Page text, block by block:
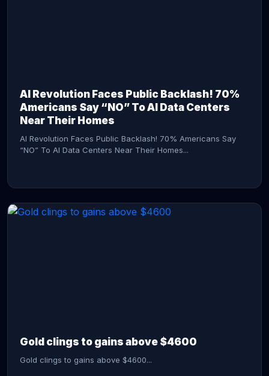
AI Revolution Faces Public Backlash! 70%
Americans Say “NO” To AI Data Centers
Near Their Homes
AI Revolution Faces Public Backlash! 70% Americans Say
“NO” To AI Data Centers Near Their Homes...
Gold clings to gains above $4600
Gold clings to gains above $4600...